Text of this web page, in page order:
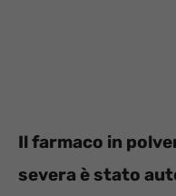
Il farmaco in
severa è stato